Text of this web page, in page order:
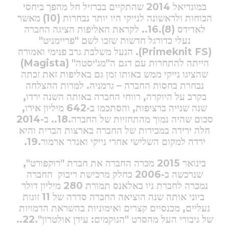
במונדיאל 2014 שהתקיים בברזיל חל מהפך ביחסי
הכוחות ולראשונה לנייקי היו יותר נבחרות (10) מאשר
לאדידס (8).16.. לקראת האליפות הציגה החברה
נעלי כדורגל חדשות שזכו לשם "פריימניט"
(Primeknit FS).
הנעל משלבת גרב פנימי ואמורה
הייתה להתחרות עם דגם ה"מג'יסטה" (Magista)
שהציגו נייקי ממש באותו זמן גם באליפות זאת זכתה
נבחרת בחסות החברה – גרמניה. למרות ההצלחה
בקרב על היוקרה, רווחי החברה באותה השנה ירדו,
שנה שנייה ברציפות, והסתכמו ב-642 מיליון אירו,
סכום שהיה נמוך מהתחזיות של החברה.18.. ב-2014
חלה ירידה במכירות של החברה בארצות הברית והיא
ירדה למקום השלישי אחרי נייקי ואנדר ארמור.19.
בינואר 2015 מכרה החברה את חברת "רוקפורט",
שנרכשה ב-2006 כחלק מרכישת ריבוק
החברה
נמכרה לחברת ניו באלאנס תמורת 280 מיליון דולר
ביוני אותה שנה הוציאה החברה סדרה של 11 זוגות
נעליים, מכנסיים קצרים ואימוניות בהשראת הדמויות
של גיבורי העל מהסרט "הנוקמים: עידן אולטרון".22..